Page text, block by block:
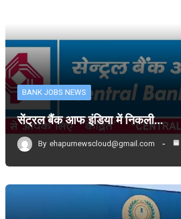
BANK JOBS NEWS
सेंट्रल बैंक आफ इंडिया में निकली…
By ehapurnewscloud@gmail.com